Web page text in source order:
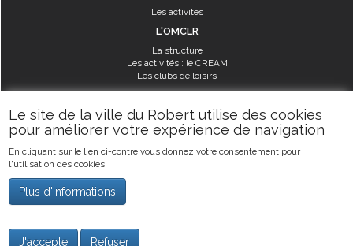
Le site de la ville du Robert utilise des cookies
pour améliorer votre expérience de navigation
En cliquant sur le lien ci-contre vous donnez votre consentement pour
l'utilisation des cookies.
Plus d'informations
J'accepte Refuser
Les activités
L'OMCLR
La structure
Les activités : le CREAM
Les clubs de loisirs
SPORT
Les équipements sportifs
Les aménagements municipaux
Les activités
©2019Ville du Robert